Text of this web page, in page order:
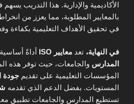
الأكاديمية والإدارية. هذا التدريب
بالمعايير المطلوبة، مما يعزز من
في تحقيق الأهداف التعليمية بكفاءة
في النهاية، تعد معايير ISO أداةً
المدارس والجامعات، حيث توفر هذه
المؤسسات التعليمية على تقديم جودة
المستويات. بفضل الدعم الذي تقدمه
تستطيع المدارس والجامعات تطبيق